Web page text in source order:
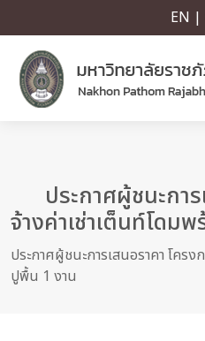
EN |
ประกาศผู้ชนะกา
จ้างค่าเช่าเต็นท์โด
ประกาศผู้ชนะการเสนอราคา โคร
ปูพื้น 1 งาน